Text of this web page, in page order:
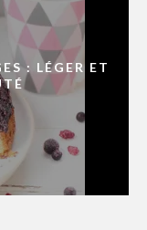
: LÉGER ET